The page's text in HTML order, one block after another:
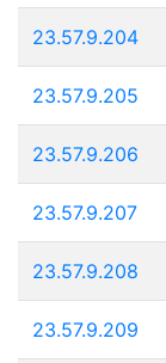
23.57.9.204
23.57.9.205
23.57.9.206
23.57.9.207
23.57.9.208
23.57.9.209